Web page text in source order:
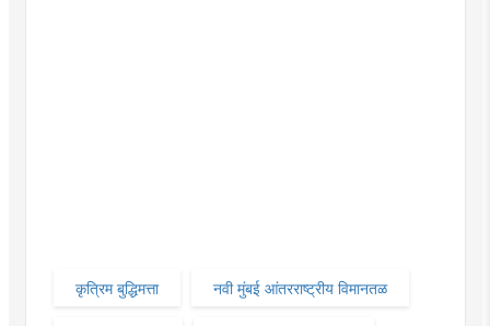
कृत्रिम बुद्धिमत्ता नवी मुंबई आंतरराष्ट्रीय विमानतळ